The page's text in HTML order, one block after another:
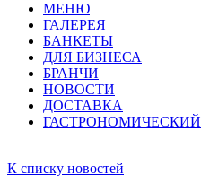
МЕНЮ
ГАЛЕРЕЯ
БАНКЕТЫ
ДЛЯ БИЗНЕСА
БРАНЧИ
НОВОСТИ
ДОСТАВКА
ГАСТРОНОМИЧЕСКИЙ
К списку новостей